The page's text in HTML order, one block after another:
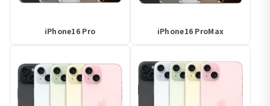
iPhone16 Pro iPhone16 ProMax